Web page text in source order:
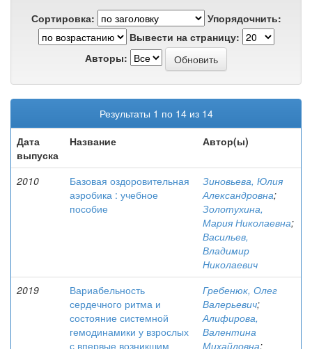
Сортировка:
Упорядочнить:
Вывести на страницу:
Авторы:
Результаты 1 по 14 из 14
Дата
выпуска
Название Автор(ы)
2010
Базовая оздоровительная
аэробика : учебное
пособие
Зиновьева, Юлия
Александровна;
Золотухина,
Мария Николаевна;
Васильев,
Владимир
Николаевич
2019
Вариабельность
сердечного ритма и
состояние системной
гемодинамики у взрослых
с впервые возникшим
Гребенюк, Олег
Валерьевич;
Алифирова,
Валентина
Михайловна;